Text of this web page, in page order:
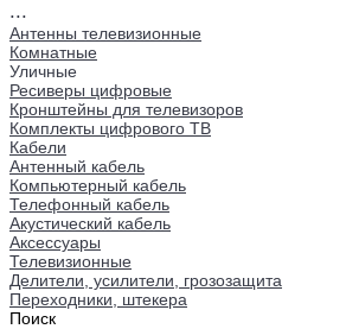
...
Антенны телевизионные
Комнатные
Уличные
Ресиверы цифровые
Кронштейны для телевизоров
Комплекты цифрового ТВ
Кабели
Антенный кабель
Компьютерный кабель
Телефонный кабель
Акустический кабель
Аксессуары
Телевизионные
Делители, усилители, грозозащита
Переходники, штекера
Поиск